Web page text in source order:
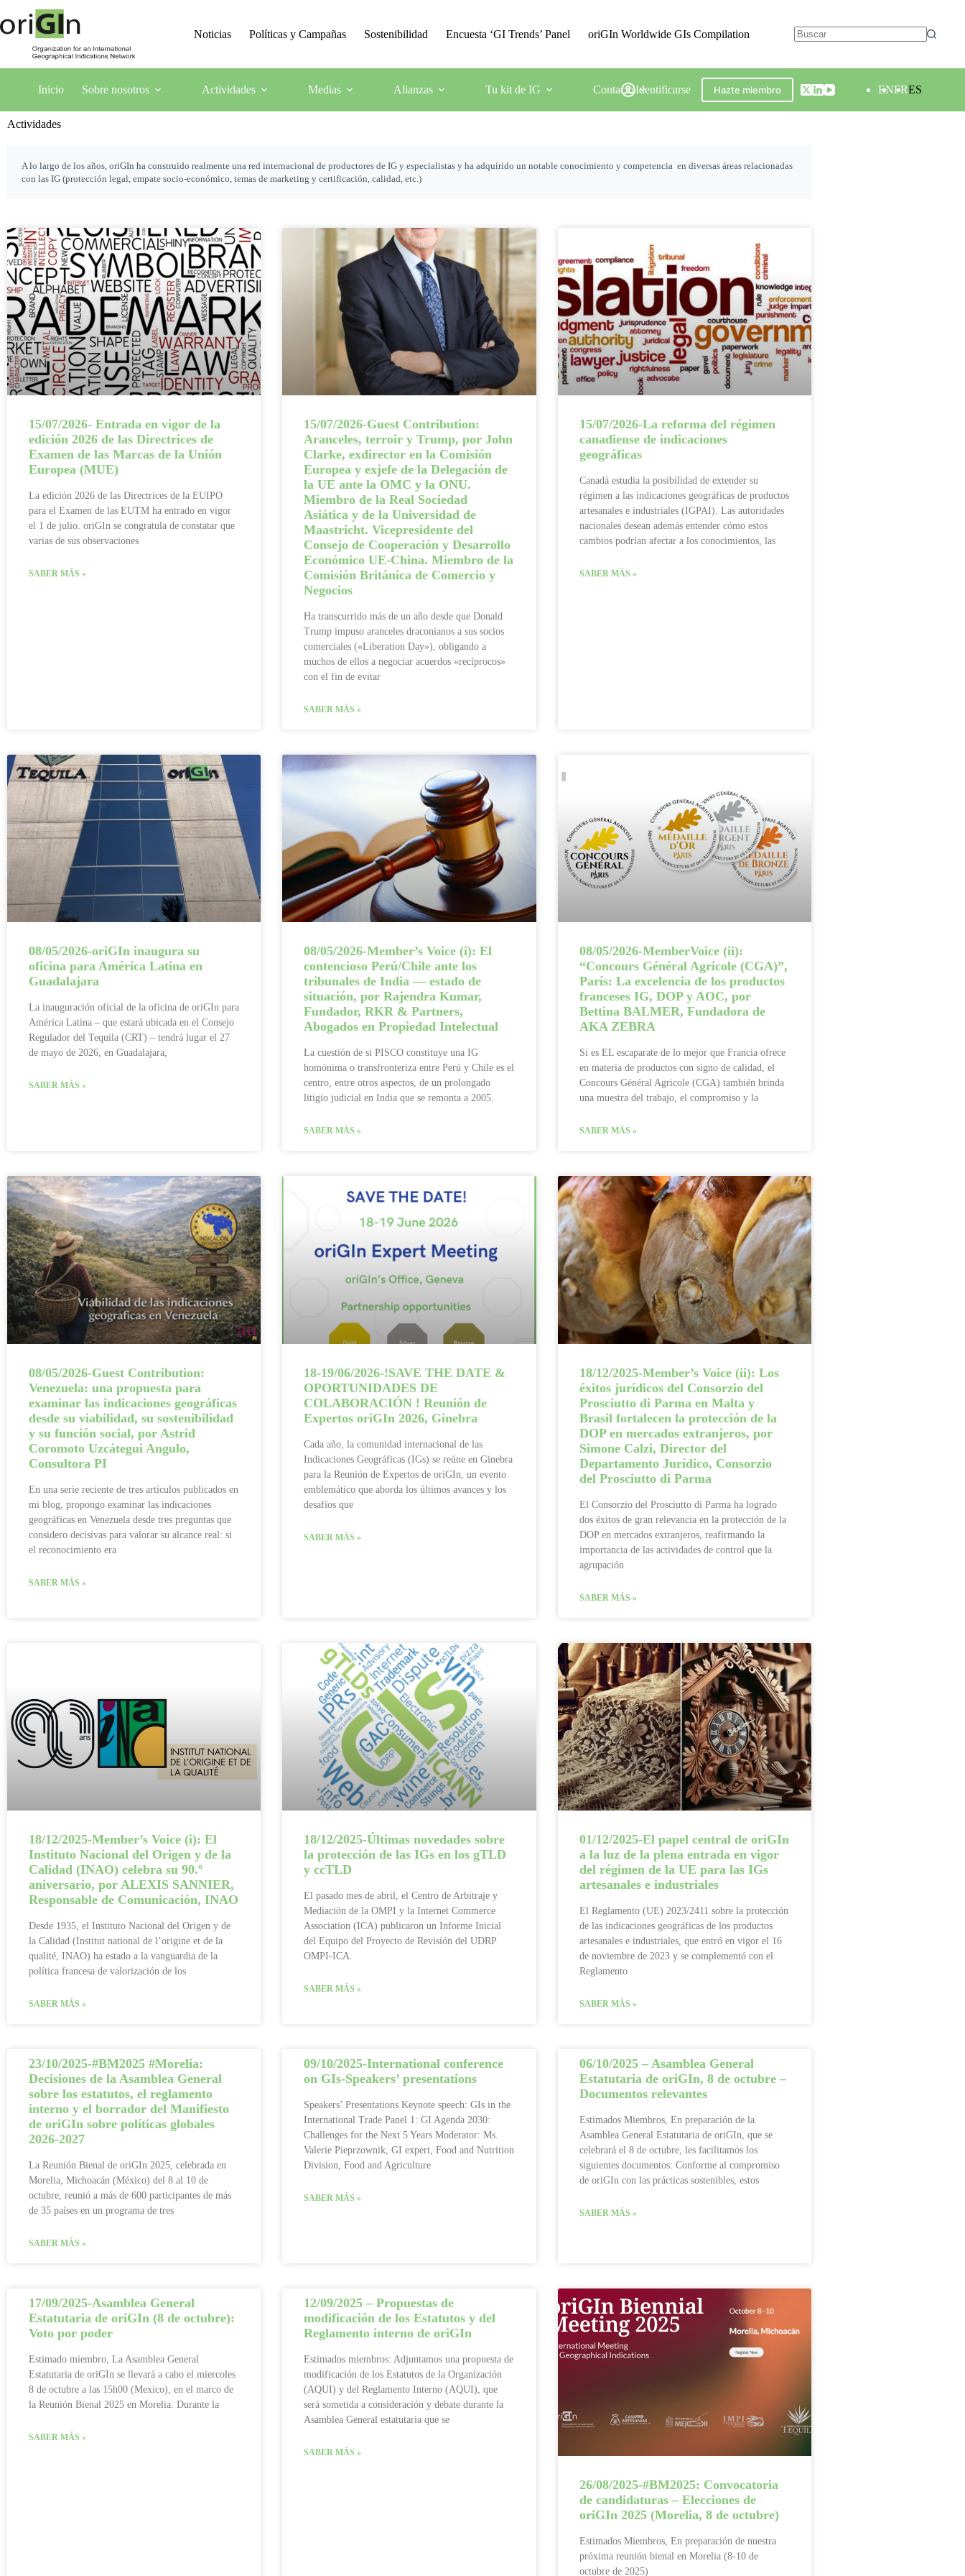
Noticias Políticas y Campañas Sostenibilidad Encuesta ‘GI Trends’ Panel oriGIn Worldwide GIs Compilation
Inicio Sobre nosotros Actividades Medias Alianzas Tu kit de IG ContactoIdentificarse Hazte miembro ENFRES
Actividades
A lo largo de los años, oriGIn ha construido realmente una red internacional de productores de IG y especialistas y ha adquirido un notable conocimiento y competencia en diversas áreas relacionadas
con las IG (protección legal, empate socio-económico, temas de marketing y certificación, calidad, etc.)
15/07/2026- Entrada en vigor de la
edición 2026 de las Directrices de
Examen de las Marcas de la Unión
Europea (MUE)
La edición 2026 de las Directrices de la EUIPO
para el Examen de las EUTM ha entrado en vigor
el 1 de julio. oriGIn se congratula de constatar que
varias de sus observaciones
SABER MÁS »
15/07/2026-Guest Contribution:
Aranceles, terroir y Trump, por John
Clarke, exdirector en la Comisión
Europea y exjefe de la Delegación de
la UE ante la OMC y la ONU.
Miembro de la Real Sociedad
Asiática y de la Universidad de
Maastricht. Vicepresidente del
Consejo de Cooperación y Desarrollo
Económico UE-China. Miembro de la
Comisión Británica de Comercio y
Negocios
Ha transcurrido más de un año desde que Donald
Trump impuso aranceles draconianos a sus socios
comerciales («Liberation Day»), obligando a
muchos de ellos a negociar acuerdos «recíprocos»
con el fin de evitar
SABER MÁS »
15/07/2026-La reforma del régimen
canadiense de indicaciones
geográficas
Canadá estudia la posibilidad de extender su
régimen a las indicaciones geográficas de productos
artesanales e industriales (IGPAI). Las autoridades
nacionales desean además entender cómo estos
cambios podrían afectar a los conocimientos, las
SABER MÁS »
08/05/2026-oriGIn inaugura su
oficina para América Latina en
Guadalajara
La inauguración oficial de la oficina de oriGIn para
América Latina – que estará ubicada en el Consejo
Regulador del Tequila (CRT) – tendrá lugar el 27
de mayo de 2026, en Guadalajara,
SABER MÁS »
08/05/2026-Member’s Voice (i): El
contencioso Perú/Chile ante los
tribunales de India — estado de
situación, por Rajendra Kumar,
Fundador, RKR & Partners,
Abogados en Propiedad Intelectual
La cuestión de si PISCO constituye una IG
homónima o transfronteriza entre Perú y Chile es el
centro, entre otros aspectos, de un prolongado
litigio judicial en India que se remonta a 2005.
SABER MÁS »
08/05/2026-MemberVoice (ii):
“Concours Général Agricole (CGA)”,
París: La excelencia de los productos
franceses IG, DOP y AOC, por
Bettina BALMER, Fundadora de
AKA ZEBRA
Si es EL escaparate de lo mejor que Francia ofrece
en materia de productos con signo de calidad, el
Concours Général Agricole (CGA) también brinda
una muestra del trabajo, el compromiso y la
SABER MÁS »
08/05/2026-Guest Contribution:
Venezuela: una propuesta para
examinar las indicaciones geográficas
desde su viabilidad, su sostenibilidad
y su función social, por Astrid
Coromoto Uzcátegui Angulo,
Consultora PI
En una serie reciente de tres artículos publicados en
mi blog, propongo examinar las indicaciones
geográficas en Venezuela desde tres preguntas que
considero decisivas para valorar su alcance real: si
el reconocimiento era
SABER MÁS »
18-19/06/2026-!SAVE THE DATE &
OPORTUNIDADES DE
COLABORACIÓN ! Reunión de
Expertos oriGIn 2026, Ginebra
Cada año, la comunidad internacional de las
Indicaciones Geográficas (IGs) se reúne en Ginebra
para la Reunión de Expertos de oriGIn, un evento
emblemático que aborda los últimos avances y los
desafíos que
SABER MÁS »
18/12/2025-Member’s Voice (ii): Los
éxitos jurídicos del Consorzio del
Prosciutto di Parma en Malta y
Brasil fortalecen la protección de la
DOP en mercados extranjeros, por
Simone Calzi, Director del
Departamento Jurídico, Consorzio
del Prosciutto di Parma
El Consorzio del Prosciutto di Parma ha logrado
dos éxitos de gran relevancia en la protección de la
DOP en mercados extranjeros, reafirmando la
importancia de las actividades de control que la
agrupación
SABER MÁS »
18/12/2025-Member’s Voice (i): El
Instituto Nacional del Origen y de la
Calidad (INAO) celebra su 90.º
aniversario, por ALEXIS SANNIER,
Responsable de Comunicación, INAO
Desde 1935, el Instituto Nacional del Origen y de
la Calidad (Institut national de l’origine et de la
qualité, INAO) ha estado a la vanguardia de la
política francesa de valorización de los
SABER MÁS »
18/12/2025-Últimas novedades sobre
la protección de las IGs en los gTLD
y ccTLD
El pasado mes de abril, el Centro de Arbitraje y
Mediación de la OMPI y la Internet Commerce
Association (ICA) publicaron un Informe Inicial
del Equipo del Proyecto de Revisión del UDRP
OMPI‑ICA.
SABER MÁS »
01/12/2025-El papel central de oriGIn
a la luz de la plena entrada en vigor
del régimen de la UE para las IGs
artesanales e industriales
El Reglamento (UE) 2023/2411 sobre la protección
de las indicaciones geográficas de los productos
artesanales e industriales, que entró en vigor el 16
de noviembre de 2023 y se complementó con el
Reglamento
SABER MÁS »
23/10/2025-#BM2025 #Morelia:
Decisiones de la Asamblea General
sobre los estatutos, el reglamento
interno y el borrador del Manifiesto
de oriGIn sobre políticas globales
2026-2027
La Reunión Bienal de oriGIn 2025, celebrada en
Morelia, Michoacán (México) del 8 al 10 de
octubre, reunió a más de 600 participantes de más
de 35 países en un programa de tres
SABER MÁS »
09/10/2025-International conference
on GIs-Speakers’ presentations
Speakers’ Presentations Keynote speech: GIs in the
International Trade Panel 1: GI Agenda 2030:
Challenges for the Next 5 Years Moderator: Ms.
Valerie Pieprzownik, GI expert, Food and Nutrition
Division, Food and Agriculture
SABER MÁS »
06/10/2025 – Asamblea General
Estatutaria de oriGIn, 8 de octubre –
Documentos relevantes
Estimados Miembros, En preparación de la
Asamblea General Estatutaria de oriGIn, que se
celebrará el 8 de octubre, les facilitamos los
siguientes documentos: Conforme al compromiso
de oriGIn con las prácticas sostenibles, estos
SABER MÁS »
17/09/2025-Asamblea General
Estatutaria de oriGIn (8 de octubre):
Voto por poder
Estimado miembro, La Asamblea General
Estatutaria de oriGIn se llevará a cabo el miercoles
8 de octubre a las 15h00 (Mexico), en el marco de
la Reunión Bienal 2025 en Morelia. Durante la
SABER MÁS »
12/09/2025 – Propuestas de
modificación de los Estatutos y del
Reglamento interno de oriGIn
Estimados miembros: Adjuntamos una propuesta de
modificación de los Estatutos de la Organización
(AQUI) y del Reglamento Interno (AQUI), que
será sometida a consideración y debate durante la
Asamblea General estatutaria que se
SABER MÁS »
26/08/2025-#BM2025: Convocatoria
de candidaturas – Elecciones de
oriGIn 2025 (Morelia, 8 de octubre)
Estimados Miembros, En preparación de nuestra
próxima reunión bienal en Morelia (8-10 de
octubre de 2025)